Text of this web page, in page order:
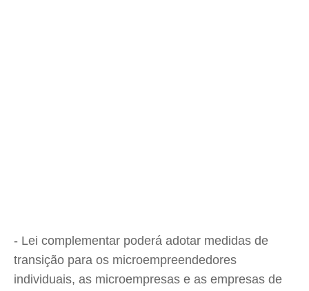
- Lei complementar poderá adotar medidas de
transição para os microempreendedores
individuais, as microempresas e as empresas de